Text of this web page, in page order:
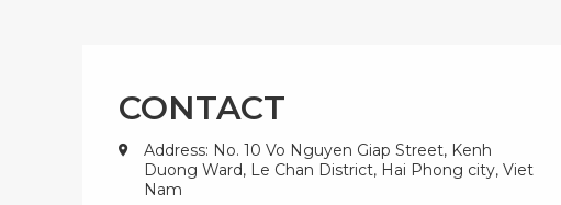
CONTACT
Address: No. 10 Vo Nguyen Giap Street, Kenh
Duong Ward, Le Chan District, Hai Phong city, Viet
Nam